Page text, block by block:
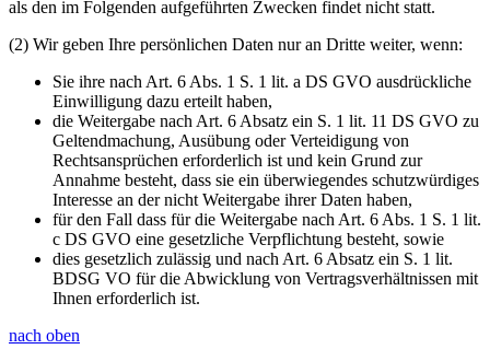
als den im Folgenden aufgeführten Zwecken findet nicht statt.
(2) Wir geben Ihre persönlichen Daten nur an Dritte weiter, wenn:
Sie ihre nach Art. 6 Abs. 1 S. 1 lit. a DS GVO ausdrückliche
Einwilligung dazu erteilt haben,
die Weitergabe nach Art. 6 Absatz ein S. 1 lit. 11 DS GVO zu
Geltendmachung, Ausübung oder Verteidigung von
Rechtsansprüchen erforderlich ist und kein Grund zur
Annahme besteht, dass sie ein überwiegendes schutzwürdiges
Interesse an der nicht Weitergabe ihrer Daten haben,
für den Fall dass für die Weitergabe nach Art. 6 Abs. 1 S. 1 lit.
c DS GVO eine gesetzliche Verpflichtung besteht, sowie
dies gesetzlich zulässig und nach Art. 6 Absatz ein S. 1 lit.
BDSG VO für die Abwicklung von Vertragsverhältnissen mit
Ihnen erforderlich ist.
nach oben